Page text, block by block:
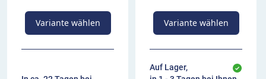
Variante wählen Variante wählen
Auf Lager,